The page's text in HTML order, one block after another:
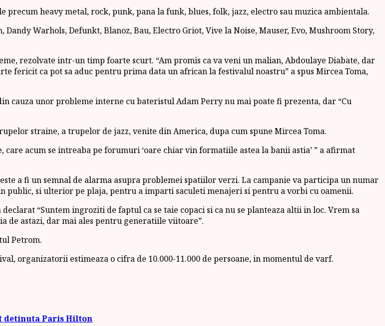
heavy metal, rock, punk, pana la funk, blues, folk, jazz, electro sau muzica ambientala.
Warhols, Defunkt, Blanoz, Bau, Electro Griot, Vive la Noise, Mauser, Evo, Mushroom Story,
rezolvate intr-un timp foarte scurt. “Am promis ca va veni un malian, Abdoulaye Diabate, dar
fericit ca pot sa aduc pentru prima data un african la festivalul noastru” a spus Mircea Toma,
cauza unor probleme interne cu bateristul Adam Perry nu mai poate fi prezenta, dar “Cu
straine, a trupelor de jazz, venite din America, dupa cum spune Mircea Toma.
acum se intreaba pe forumuri ‘oare chiar vin formatiile astea la banii astia’ ” a afirmat
a fi un semnal de alarma asupra problemei spatiilor verzi. La campanie va participa un numar
si ulterior pe plaja, pentru a imparti saculeti menajeri si pentru a vorbi cu oamenii.
“Suntem ingroziti de faptul ca se taie copaci si ca nu se planteaza altii in loc. Vrem sa
de astazi, dar mai ales pentru generatiile viitoare”.
Petrom.
organizatorii estimeaza o cifra de 10.000-11.000 de persoane, in momentul de varf.
detinuta Paris Hilton